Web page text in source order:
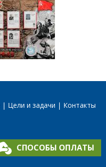
Цели и задачи Контакты
СПОСОБЫ ОПЛАТЫ